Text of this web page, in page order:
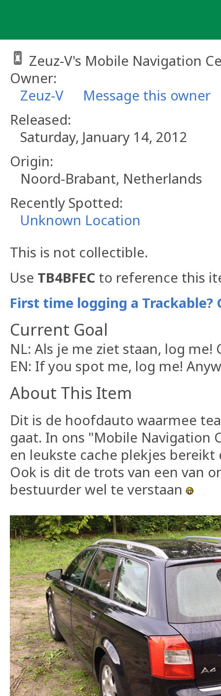
Zeuz-V's Mobile Navigation
Owner:
Zeuz-V
Message this owner
Released:
Saturday, January 14, 2012
Origin:
Noord-Brabant, Netherlands
Recently Spotted:
Unknown Location
This is not collectible.
Use TB4BFEC to reference this
First time logging a Trackable?
Current Goal
NL: Als je me ziet staan, log me!
EN: If you spot me, log me!
About This Item
Dit is de hoofdauto waarmee
gaat. In ons "Mobile Navigation
en leukste cache plekjes
Ook is dit de trots van een van
bestuurder wel te verstaan